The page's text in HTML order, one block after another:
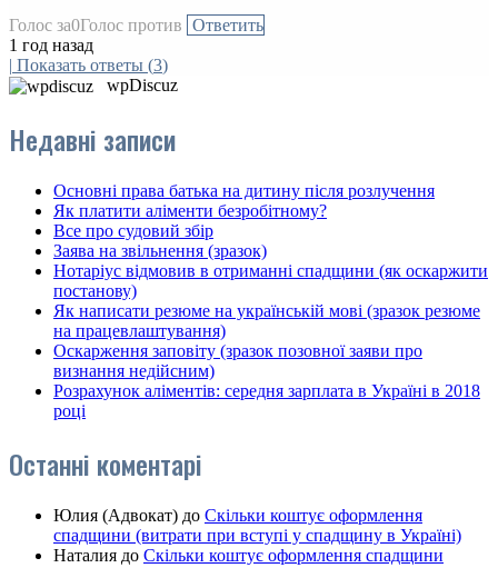
Голос за0Голос против Ответить
1 год назад
| Показать ответы (3)
wpDiscuz
Недавні записи
Основні права батька на дитину після розлучення
Як платити аліменти безробітному?
Все про судовий збір
Заява на звільнення (зразок)
Нотаріус відмовив в отриманні спадщини (як оскаржити
постанову)
Як написати резюме на українській мові (зразок резюме
на працевлаштування)
Оскарження заповіту (зразок позовної заяви про
визнання недійсним)
Розрахунок аліментів: середня зарплата в Україні в 2018
році
Останні коментарі
Юлия (Адвокат) до Скільки коштує оформлення
спадщини (витрати при вступі у спадщину в Україні)
Наталия до Скільки коштує оформлення спадщини